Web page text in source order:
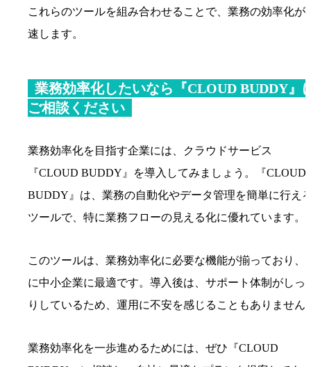
これらのツールを組み合わせることで、業務の効率化が
速します。
業務効率化したいなら『CLOUD BUDDY』
ご相談ください
業務効率化を目指す企業には、クラウドサービス
『CLOUD BUDDY』を導入してみましょう。『CLOUD
BUDDY』は、業務の自動化やデータ管理を簡単に行え
ツールで、特に業務フローの見える化に優れています。
このツールは、業務効率化に必要な機能が揃っており、
に中小企業に最適です。導入後は、サポート体制がしっ
りしているため、運用に不安を感じることもありません
業務効率化を一歩進めるためには、ぜひ『CLOUD